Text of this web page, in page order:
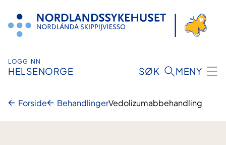
innhold
LOGG INN
HELSENORGE SØK MENY
Forside BehandlingerVedolizumabbehandling